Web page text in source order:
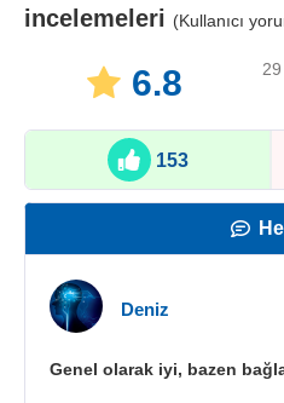
incelemeleri (Kullanıcı
6.8
153
Deniz
Genel olarak iyi, bazen